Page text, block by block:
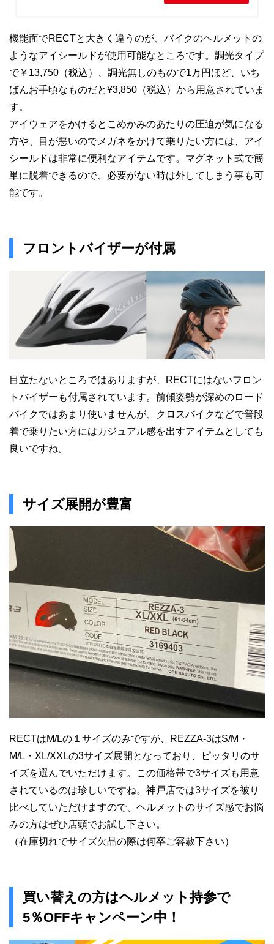
機能面でRECTと大きく違うのが、バイクのヘルメットの
ようなアイシールドが使用可能なところです。調光タイプ
で￥13,750（税込）、調光無しのもので1万円ほど、いち
ばんお手頃なものだと¥3,850（税込）から用意されていま
す。
アイウェアをかけるとこめかみのあたりの圧迫が気になる
方や、目が悪いのでメガネをかけて乗りたい方には、アイ
シールドは非常に便利なアイテムです。マグネット式で簡
単に脱着できるので、必要がない時は外してしまう事も可
能です。
フロントバイザーが付属
目立たないところではありますが、RECTにはないフロン
トバイザーも付属されています。前傾姿勢が深めのロード
バイクではあまり使いませんが、クロスバイクなどで普段
着で乗りたい方にはカジュアル感を出すアイテムとしても
良いですね。
サイズ展開が豊富
RECTはM/Lの１サイズのみですが、REZZA-3はS/M・
M/L・XL/XXLの3サイズ展開となっており、ピッタリのサ
イズを選んでいただけます。この価格帯で3サイズも用意
されているのは珍しいですね。神戸店では3サイズを被り
比べしていただけますので、ヘルメットのサイズ感でお悩
みの方はぜひ店頭でお試し下さい。
（在庫切れでサイズ欠品の際は何卒ご容赦下さい）
買い替えの方はヘルメット持参で
5％OFFキャンペーン中！